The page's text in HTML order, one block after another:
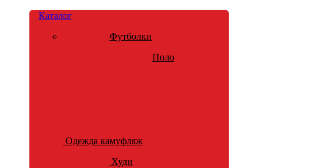
Каталог
Футболки
Поло
Одежда камуфляж
Худи